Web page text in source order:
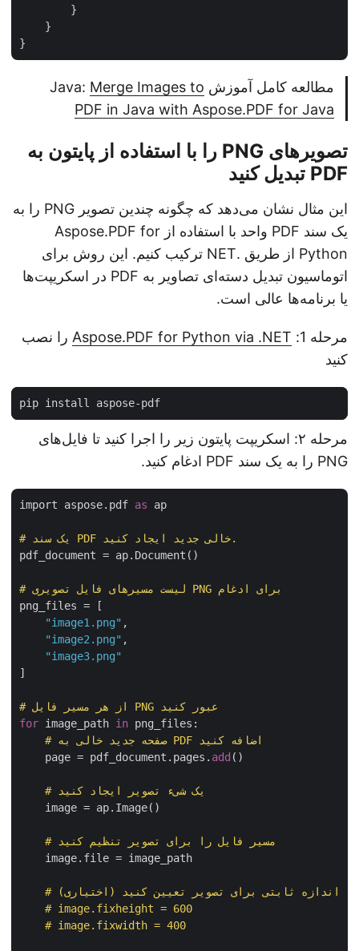
        }
    }
مطالعه کامل آموزش Java: Merge Images to
PDF in Java with Aspose.PDF for Java
تصویرهای PNG را با استفاده از پایتون به
PDF تبدیل کنید
این مثال نشان می‌دهد که چگونه چندین تصویر PNG را به
یک سند PDF واحد با استفاده از Aspose.PDF for
Python از طریق .NET ترکیب کنیم. این روش برای
اتوماسیون تبدیل دسته‌ای تصاویر به PDF در اسکریپت‌ها
یا برنامه‌ها عالی است.
مرحله 1: Aspose.PDF for Python via .NETرا نصب
کنید
مرحله ۲: اسکریپت پایتون زیر را اجرا کنید تا فایل‌های
PNG را به یک سند PDF ادغام کنید.
import aspose.pdf as ap
pdf_document = ap.Document()
# لیست مسیرهای فایل تصویری PNG برای ادغام
png_files = [
"image1.png"
"image2.png"
"image3.png"
# از هر مسیر فایل PNG عبور کنید
for image_path in png_files:
# صفحه جدید خالی به PDF اضافه کنید
    page = pdf_document.pages.
add ()
# یک شیء تصویر ایجاد کنید
    image = ap.Image()
# مسیر فایل را برای تصویر تنظیم کنید
    image.file = image_path
# (اختیاری) اندازه ثابتی برای تصویر تعیین کنید
# image.fixheight = 600
# image.fixwidth = 400